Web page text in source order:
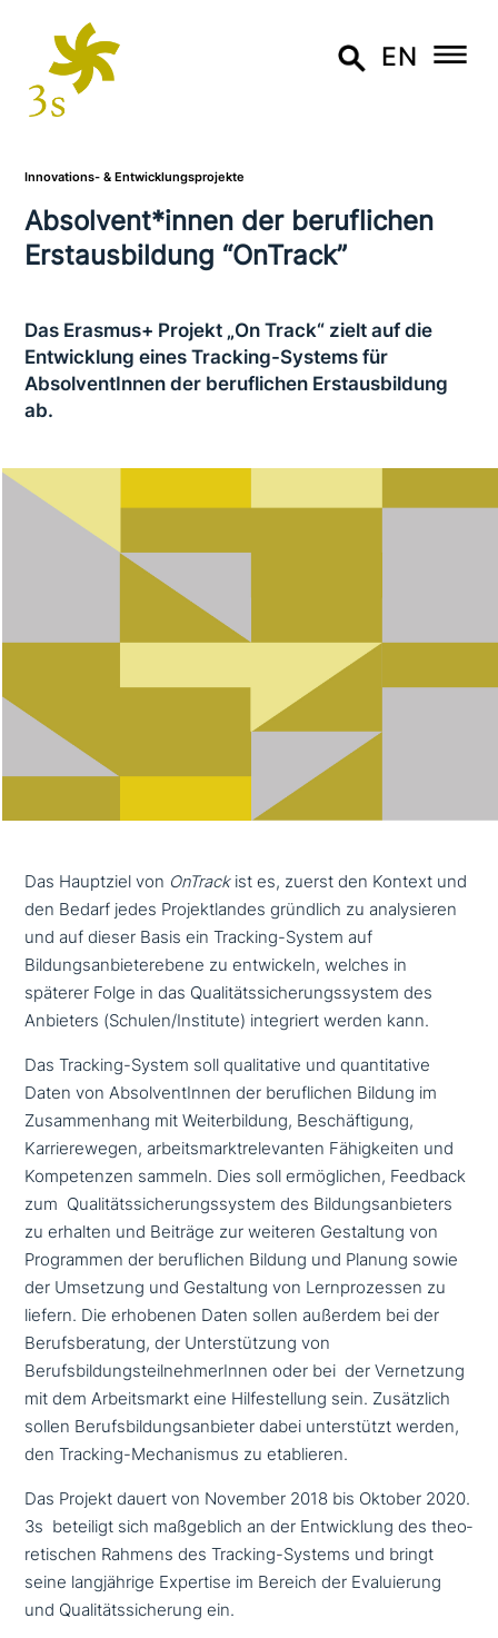
EN
Innovations- & Entwicklungsprojekte
Absolvent*innen der beruf­li­chen
Erstausbildung “OnTrack”
Das Erasmus+ Projekt „On Track“ zielt auf die
Entwicklung eines Tracking-Systems für
AbsolventInnen der beruf­li­chen Erstausbildung
ab.
Das Hauptziel von OnTrackist es, zuerst den Kontext und
den Bedarf jedes Projektlandes gründlich zu ana­ly­sie­ren
und auf dieser Basis ein Tracking-System auf
Bildungsanbieterebene zu ent­wickeln, welches in
späterer Folge in das Qualitätssicherungssystem des
Anbieters (Schulen/Institute) inte­griert werden kann.
Das Tracking-System soll qua­li­ta­ti­ve und quan­ti­ta­ti­ve
Daten von AbsolventInnen der beruf­li­chen Bildung im
Zusammenhang mit Weiterbildung, Beschäftigung,
Karrierewegen, arbeits­markt­re­le­van­ten Fähigkeiten und
Kompetenzen sammeln. Dies soll ermög­li­chen, Feedback
zum Qualitätssicherungssystem des Bildungsanbieters
zu erhalten und Beiträge zur weiteren Gestaltung von
Programmen der beruf­li­chen Bildung und Planung sowie
der Umsetzung und Gestaltung von Lernprozessen zu
liefern. Die erhobenen Daten sollen außerdem bei der
Berufsberatung, der Unterstützung von
BerufsbildungsteilnehmerInnen oder bei der Vernetzung
mit dem Arbeitsmarkt eine Hilfestellung sein. Zusätzlich
sollen Berufsbildungsanbieter dabei unter­stützt werden,
den Tracking-Mechanismus zu etablieren.
Das Projekt dauert von November 2018 bis Oktober 2020.
3s beteiligt sich maß­geb­lich an der Entwicklung des theo­
re­ti­schen Rahmens des Tracking-Systems und bringt
seine lang­jäh­ri­ge Expertise im Bereich der Evaluierung
und Qualitätssicherung ein.